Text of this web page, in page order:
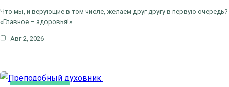
Что мы, и верующие в том числе, желаем друг другу в первую очередь?
«Главное – здоровья!»
Авг 2, 2026